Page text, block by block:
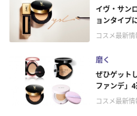
イヴ・サン
ョンタイプ
コスメ最新情
磨く
ぜひゲット
ファンデ」
コスメ最新情